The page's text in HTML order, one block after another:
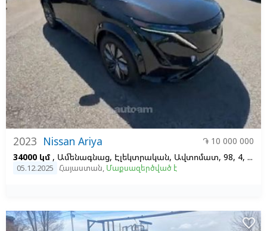
2023 Nissan Ariya
֏ 10 000 000
34000 կմ , Ամենագնաց, Էլեկտրական, Ավտոմատ, 98, 4, Ձախ
05.12.2025 Հայաստան, Մաքսազերծված է
favorite_border